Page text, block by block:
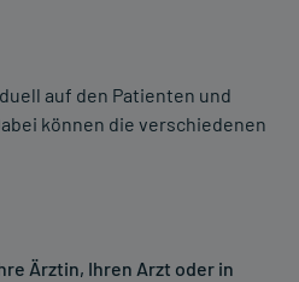
auf den Patienten und
können die verschiedenen
Ärztin, Ihren Arzt oder in